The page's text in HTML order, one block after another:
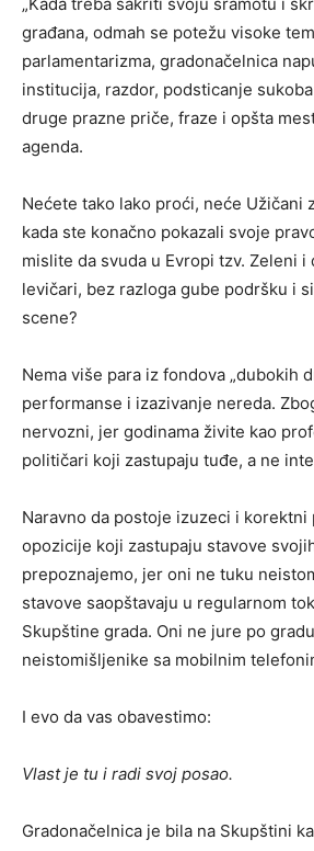
„Kada treba sakriti svoju sramotu i
građana, odmah se potežu visoke
parlamentarizma, gradonačelnica
institucija, razdor, podsticanje
druge prazne priče, fraze i opšta
agenda.
Nećete tako lako proći, neće Užičani
kada ste konačno pokazali svoje
mislite da svuda u Evropi tzv. Zeleni
levičari, bez razloga gube podršku i
scene?
Nema više para iz fondova „dubokih
performanse i izazivanje nereda.
nervozni, jer godinama živite kao
političari koji zastupaju tuđe, a ne
Naravno da postoje izuzeci i korektni
opozicije koji zastupaju stavove
prepoznajemo, jer oni ne tuku
stavove saopštavaju u regularnom
Skupštine grada. Oni ne jure po
neistomišljenike sa mobilnim
I evo da vas obavestimo:
Vlast je tu i radi svoj posao.
Gradonačelnica je bila na Skupštini